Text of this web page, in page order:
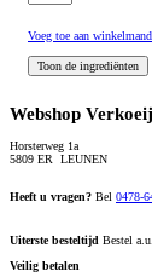
Voeg toe aan winkelmand
Webshop
Horsterweg 1a
5809 ER LEUNEN
Heeft u vragen? Bel 0478-
Uiterste besteltijd Bestel
Veilig betalen